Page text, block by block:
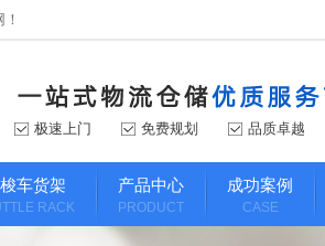
极速上门 免费规划 品质卓越
车货架
RACK
产品中心
PRODUCT
成功案例
CASE